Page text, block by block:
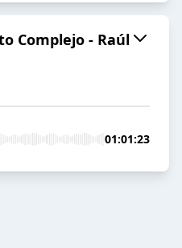
Complejo - Raúl
01:01:23